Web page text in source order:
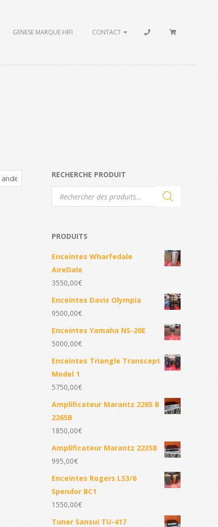
GENESE MARQUE HIFI CONTACT
RECHERCHE PRODUIT
Recherche
de
produits
PRODUITS
Enceintes Wharfedale
AireDale
3550,00€
Enceintes Davis Olympia
9500,00€
Enceintes Yamaha NS-20E
5000,00€
Enceintes Triangle Transcept
Model 1
5750,00€
Amplificateur Marantz 2265 B
2265B
1850,00€
Amplificateur Marantz 2235B
995,00€
Enceintes Rogers LS3/6
Spendor BC1
1550,00€
Tuner Sansui TU-417